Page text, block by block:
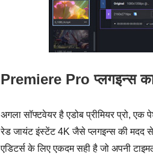
Premiere Pro प्लगइन्स
अगला सॉफ्टवेयर है एडोब प्रीमियर प्रो, एक
रेड जायंट इंस्टेंट 4K जैसे प्लगइन्स की
एडिटर्स के लिए एकदम सही है जो अपनी